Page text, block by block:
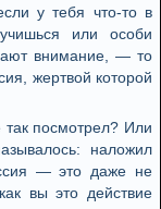
у тебя что-то в
или особи
внимание, — то
жертвой которой
так посмотрел? Или
наложил
— это даже не
вы это действие